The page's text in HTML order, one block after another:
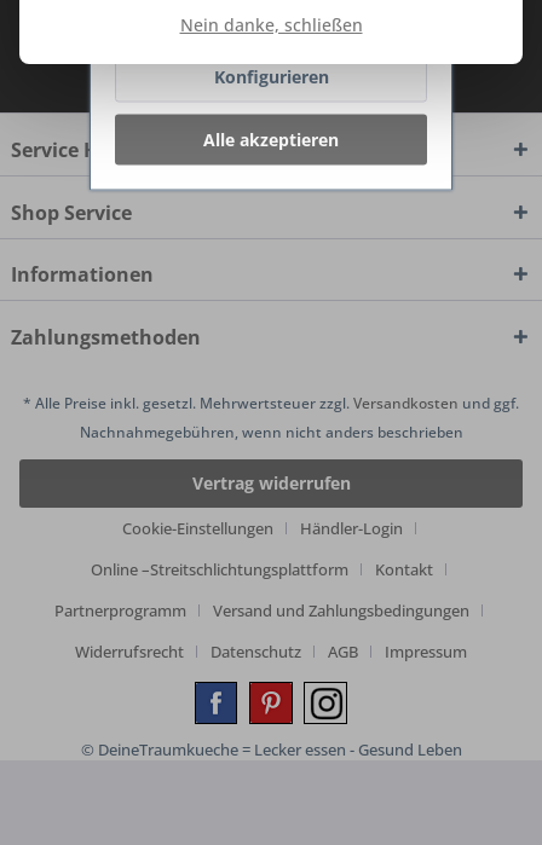
zur Kenntnis genommen.
Service Hotline
Shop Service
Informationen
Zahlungsmethoden
* Alle Preise inkl. gesetzl. Mehrwertsteuer zzgl.Versandkosten und ggf.
Nachnahmegebühren, wenn nicht anders beschrieben
Vertrag widerrufen
Cookie-Einstellungen
Händler-Login
Online –Streitschlichtungsplattform
Kontakt
Partnerprogramm
Versand und Zahlungsbedingungen
Widerrufsrecht
Datenschutz AGB Impressum
© DeineTraumkueche = Lecker essen - Gesund Leben
Nein danke, schließen
Ablehnen
Konfigurieren
Alle akzeptieren